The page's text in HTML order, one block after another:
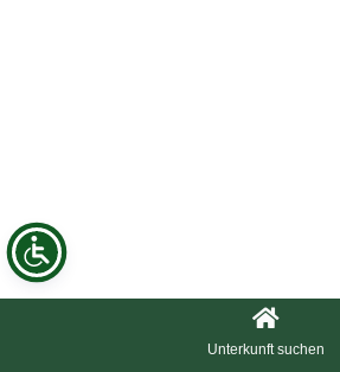
Unterkunft suchen